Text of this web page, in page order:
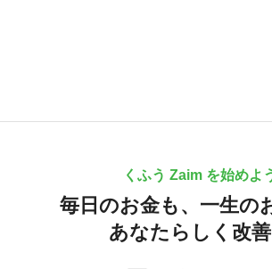
くふう Zaim を始めよ
毎日のお金も、 一生の
あなたらしく改善